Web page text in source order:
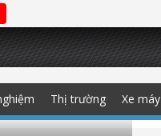
Thị trường Xe máy